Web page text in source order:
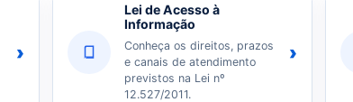
›
Lei de Acesso à
Informação
Conheça os direitos, prazos
e canais de atendimento
previstos na Lei nº
12.527/2011.
›